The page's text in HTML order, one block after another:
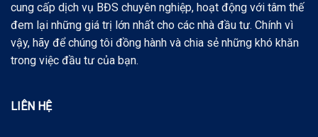
cung cấp dịch vụ BĐS chuyên nghiệp, hoạt động với tâm thế
đem lại những giá trị lớn nhất cho các nhà đầu tư. Chính vì
vậy, hãy để chúng tôi đồng hành và chia sẻ những khó khăn
trong việc đầu tư của bạn.
LIÊN HỆ